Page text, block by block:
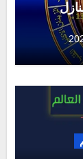
2026 _ المنازل